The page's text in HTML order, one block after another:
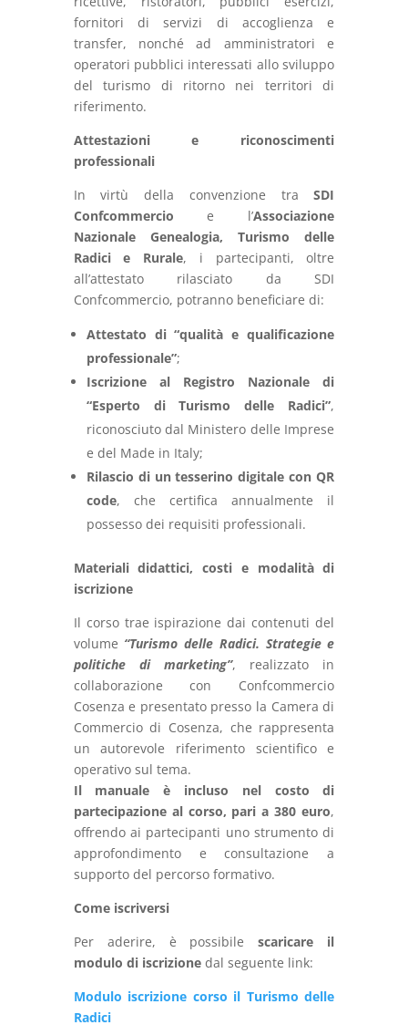
fornitori di servizi di accoglienza e
transfer, nonché ad amministratori e
operatori pubblici interessati allo sviluppo
del turismo di ritorno nei territori di
riferimento.
Attestazioni e riconoscimenti
professionali
In virtù della convenzione traSDI
Confcommercio e l’Associazione
Nazionale Genealogia, Turismo delle
Radici e Rurale, i partecipanti, oltre
all’attestato rilasciato da SDI
Confcommercio, potranno beneficiare di:
Attestato di “qualità e qualificazione
professionale”;
Iscrizione al Registro Nazionale di
“Esperto di Turismo delle Radici”,
riconosciuto dal Ministero delle Imprese
e del Made in Italy;
Rilascio di un tesserino digitale con QR
code, che certifica annualmente il
possesso dei requisiti professionali.
Materiali didattici, costi e modalità di
iscrizione
Il corso trae ispirazione dai contenuti del
volume “Turismo delle Radici. Strategie e
politiche di marketing”, realizzato in
collaborazione con Confcommercio
Cosenza e presentato presso la Camera di
Commercio di Cosenza, che rappresenta
un autorevole riferimento scientifico e
operativo sul tema.
Il manuale è incluso nel costo di
partecipazione al corso, pari a 380 euro,
offrendo ai partecipanti uno strumento di
approfondimento e consultazione a
supporto del percorso formativo.
Come iscriversi
Per aderire, è possibilescaricare il
modulo di iscrizionedal seguente link:
Modulo iscrizione corso il Turismo delle
Radici